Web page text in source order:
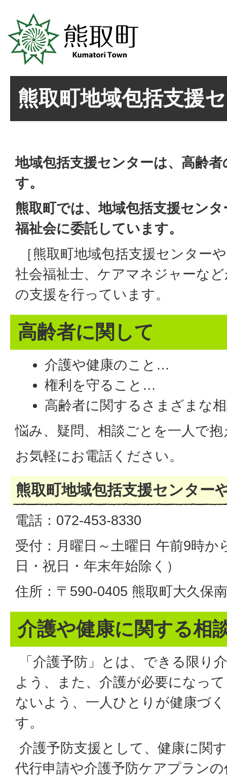
熊取町地域包括支援
地域包括支援センターは、高齢
す。
熊取町では、地域包括支援セン
福祉会に委託しています。
［熊取町地域包括支援センター
社会福祉士、ケアマネジャーな
の支援を行っています。
高齢者に関して
介護や健康のこと…
権利を守ること…
高齢者に関するさまざまな
悩み、疑問、相談ごとを一人で
お気軽にお電話ください。
熊取町地域包括支援センター
電話：072-453-8330
受付：月曜日～土曜日 午前9時か
日・祝日・年末年始除く）
住所：〒590-0405 熊取町大久保
介護や健康に関する相
「介護予防」とは、できる限り
よう、また、介護が必要になっ
ないよう、一人ひとりが健康づ
す。
介護予防支援として、健康に関
代行申請や介護予防ケアプラン